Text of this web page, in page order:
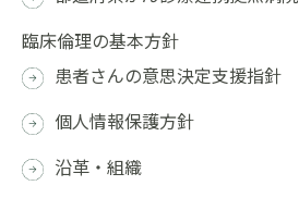
臨床倫理の基本方針
患者さんの意思決定支援指針
個人情報保護方針
沿革・組織